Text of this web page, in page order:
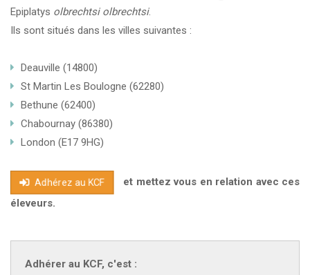
Epiplatys olbrechtsi olbrechtsi.
Ils sont situés dans les villes suivantes :
Deauville (14800)
St Martin Les Boulogne (62280)
Bethune (62400)
Chabournay (86380)
London (E17 9HG)
Adhérez au KCF
et mettez vous en relation avec ces
éleveurs.
Adhérer au KCF, c'est :